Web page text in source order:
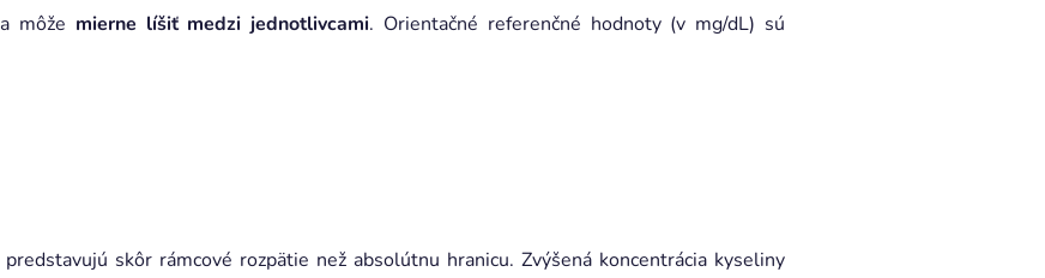
môže mierne líšiť medzi jednotlivcami. Orientačné referenčné hodnoty (v mg/dL) sú
skôr rámcové rozpätie než absolútnu hranicu. Zvýšená koncentrácia kyseliny